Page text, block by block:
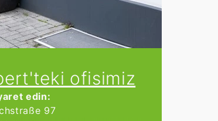
ofisimiz
edin:
97